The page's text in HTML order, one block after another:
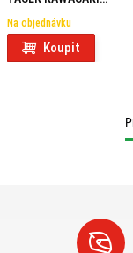
Na objednávku
Koupit